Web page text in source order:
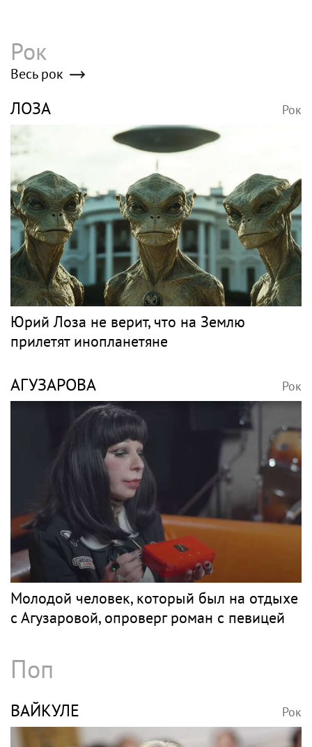
Рок
Весь рок
ЛОЗА Рок
Юрий Лоза не верит, что на Землю
прилетят инопланетяне
АГУЗАРОВА Рок
Молодой человек, который был на отдыхе
с Агузаровой, опроверг роман с певицей
Поп
ВАЙКУЛЕ Рок